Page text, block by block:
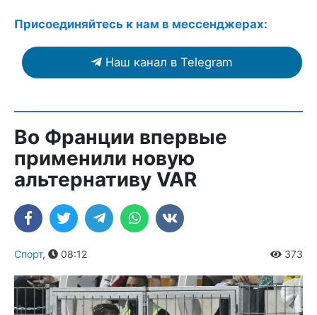
Присоединяйтесь к нам в мессенджерах:
Наш канал в Telegram
Во Франции впервые
применили новую
альтернативу VAR
Спорт, 08:12 373